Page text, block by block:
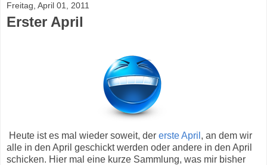
Freitag, April 01, 2011
Erster April
Heute ist es mal wieder soweit, der erste April , an dem wir
alle in den April geschickt werden oder andere in den April
schicken. Hier mal eine kurze Sammlung, was mir bisher